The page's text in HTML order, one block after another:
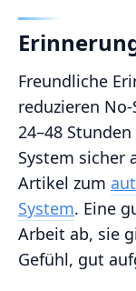
Freundliche
reduzieren
24–48
System sicher
Artikel zum
System. Eine
Arbeit ab, sie
Gefühl, gut